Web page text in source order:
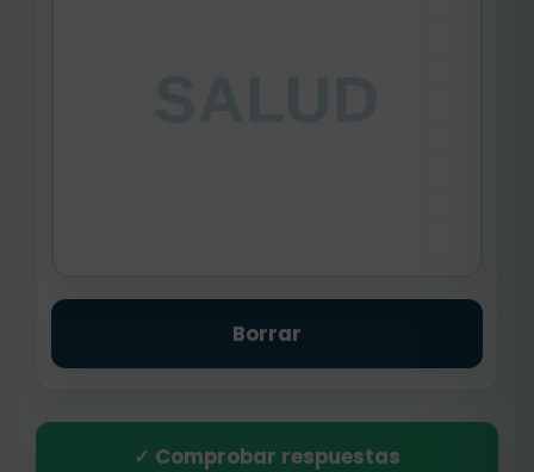
Borrar
✓ Comprobar respuestas